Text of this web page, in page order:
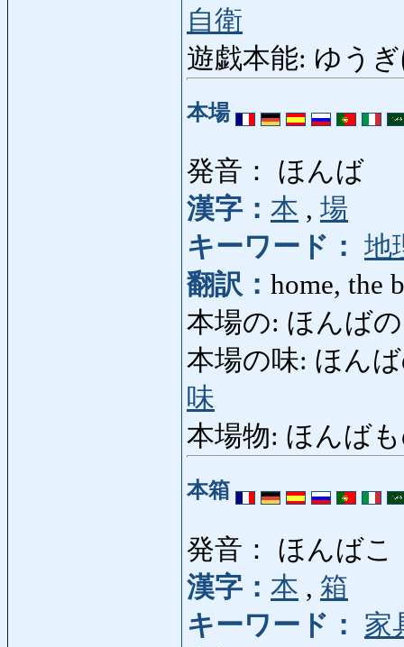
自衛
遊戯本能: ゆう
本場
発音： ほんば
漢字： 本 , 場
キーワード： 地
翻訳： home, the
本場の: ほんばの
本場の味: ほんば
味
本場物: ほんばも
本箱
発音： ほんばこ
漢字： 本 , 箱
キーワード：
家